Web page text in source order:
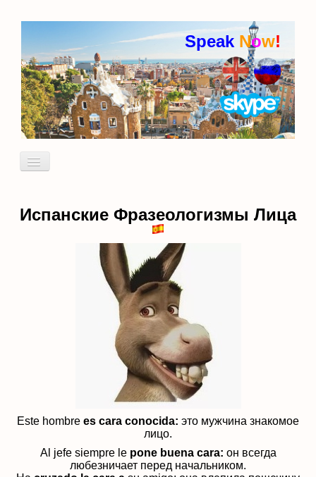
Speak Now!
Включить/
Испанские Фразеологизмы Лица
Este hombre es cara conocida: это мужчина знакомое
лицо.
Al jefe siempre lepone buena cara: он всегда
любезничает перед начальником.